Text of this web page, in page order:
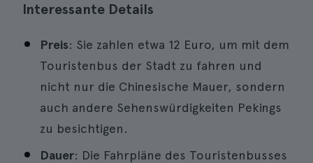
Interessante Details
Preis: Sie zahlen etwa 12 Euro, um mit dem
Touristenbus der Stadt zu fahren und
nicht nur die Chinesische Mauer, sondern
auch andere Sehenswürdigkeiten Pekings
zu besichtigen.
Dauer: Die Fahrpläne des Touristenbusses